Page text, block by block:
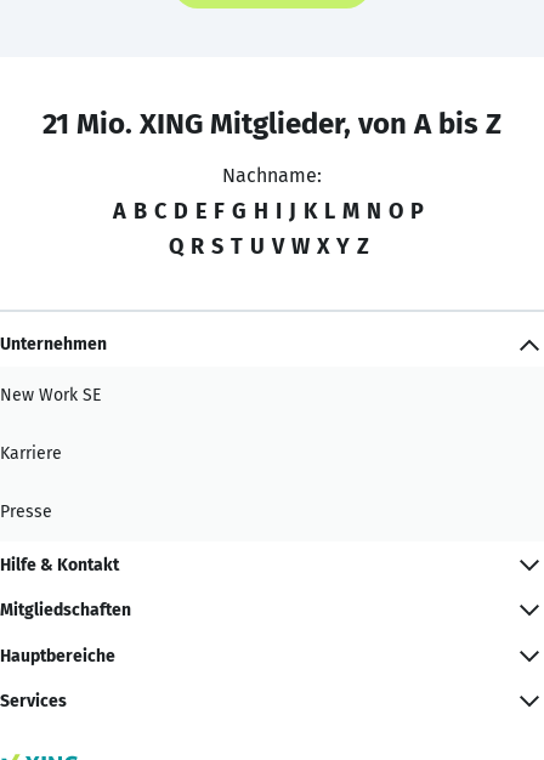
21 Mio. XING Mitglieder, von A bis Z
Nachname:
A B C D E F G H I J K L M N O P
Q R S T U V W X Y Z
Unternehmen
New Work SE
Karriere
Presse
Hilfe & Kontakt
Mitgliedschaften
Hauptbereiche
Services